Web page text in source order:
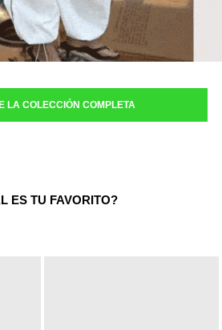
LA COLECCIÓN COMPLETA
ES TU FAVORITO?